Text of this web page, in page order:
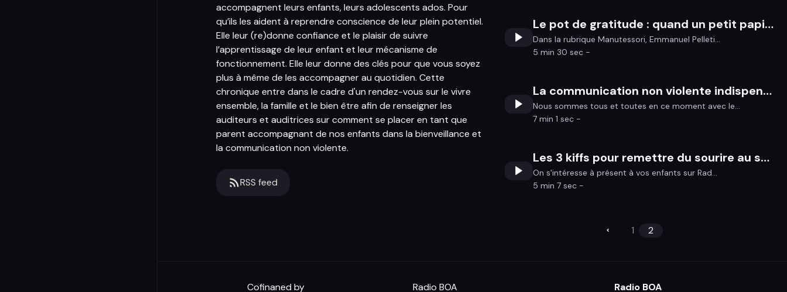
accompagnent leurs enfants, leurs adolescents ados. Pour
qu’ils les aident à reprendre conscience de leur plein potentiel.
Elle leur (re)donne confiance et le plaisir de suivre
l’apprentissage de leur enfant et leur mécanisme de
fonctionnement. Elle leur donne des clés pour que vous soyez
plus à même de les accompagner au quotidien. Cette
chronique entre dans le cadre d'un rendez-vous sur le vivre
ensemble, la famille et le bien être afin de renseigner les
auditeurs et auditrices sur comment se placer en tant que
parent accompagnant de nos enfants dans la bienveillance et
la communication non violente.
RSS feed
Le pot de gratitude : quand un petit papier peut accomplir de grandes choses
Dans la rubrique Manutessori, Emmanuel Pelleti...
5 min 30 sec -
La communication non violente indispensable dans le contexte actuel
Nous sommes tous et toutes en ce moment avec le...
7 min 1 sec -
Les 3 kiffs pour remettre du sourire au sein de votre foyer
On s'intéresse à présent à vos enfants sur Rad...
5 min 7 sec -
1 2
Cofinaned by Radio BOA Radio BOA